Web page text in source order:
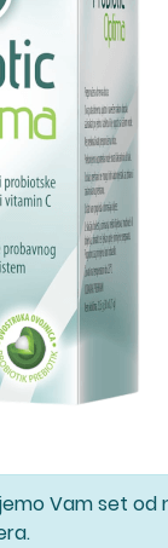
Vam set od